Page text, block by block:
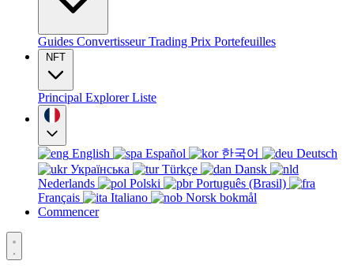
Guides ConvertisseurTrading Prix Portefeuilles
NFT
Principal ExplorerListe
English Español 한국어
Deutsch
Українська
Türkçe
Dansk
Nederlands
Polski
Português (Brasil)
Français
Italiano
Norsk bokmål
Commencer